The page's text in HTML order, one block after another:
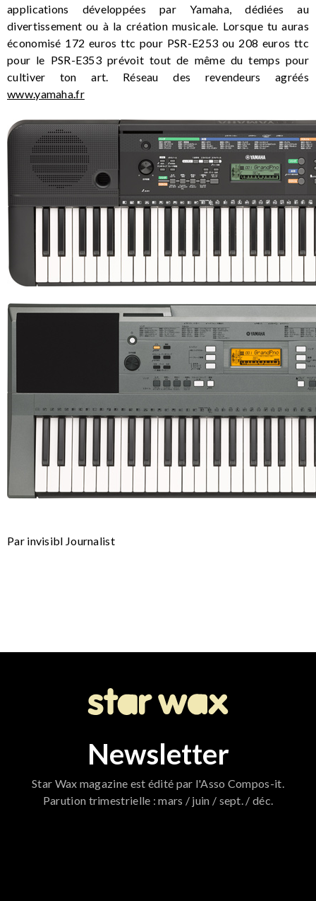
applications développées par Yamaha, dédiées au
divertissement ou à la création musicale. Lorsque tu auras
économisé 172 euros ttc pour PSR-E253 ou 208 euros ttc
pour le PSR-E353 prévoit tout de même du temps pour
cultiver ton art. Réseau des revendeurs agréés
www.yamaha.fr
Par invisibl Journalist
Newsletter
Star Wax magazine est édité par l'Asso Compos-it.
Parution trimestrielle : mars / juin / sept. / déc.